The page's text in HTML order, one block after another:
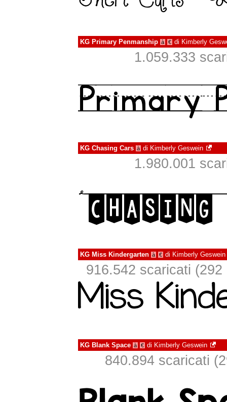
KG Primary Penmanship à € di Kimberly
1.059.333
KG Chasing Cars à di Kimberly Geswein
1.980.001
KG Miss Kindergarten à € di Kimberly Geswein
916.542 scaricati (292
KG Blank Space à € di Kimberly Geswein
840.894 scaricati